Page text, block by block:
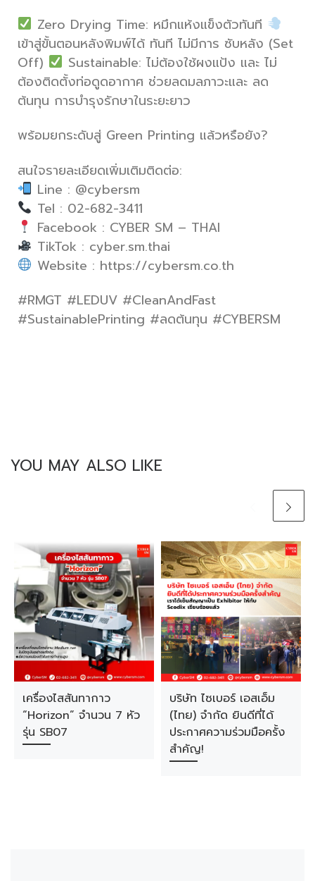
Zero Drying Time: หมึกแห้งแข็งตัวทันที
เข้าสู่ขั้นตอนหลังพิมพ์ได้ ทันที ไม่มีการ ซับหลัง (Set
Off)
Sustainable: ไม่ต้องใช้ผงแป้ง และ ไม่
ต้องติดตั้งท่อดูดอากาศ ช่วยลดมลภาวะและ ลด
ต้นทุน การบำรุงรักษาในระยะยาว
พร้อมยกระดับสู่ Green Printing แล้วหรือยัง?
สนใจรายละเอียดเพิ่มเติมติดต่อ:
Line : @cybersm
Tel : 02-682-3411
Facebook : CYBER SM – THAI
TikTok : cyber.sm.thai
Website : https://cybersm.co.th
#RMGT #LEDUV #CleanAndFast
#SustainablePrinting #ลดต้นทุน #CYBERSM
YOU MAY ALSO LIKE
เครื่องไสสันทากาว
“Horizon” จำนวน 7 หัว
รุ่น SB07
บริษัท ไซเบอร์ เอสเอ็ม
(ไทย) จำกัด ยินดีที่ได้
ประกาศความร่วมมือครั้ง
สำคัญ!